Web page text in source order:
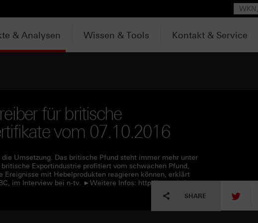
Suche
& Analysen Wissen & Tools Kontakt & Service
für britische
vom 07.10.2016
Umsetzung. Das britische Pfund steht immer mehr unter
Exportindustrie profitiert vom schwachen Pfund,
mit Hebelprodukten reagieren können, erklärt
im Interview bei n-tv. ►Weitere Infos: http://www.hsbc-
SHARE tweet